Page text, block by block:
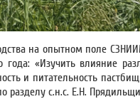
на опытном поле
года: «Изучить влияние
и питательность
разделу с.н.с. Е.Н.